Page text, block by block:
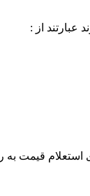
ضد نویز با گروه فروش